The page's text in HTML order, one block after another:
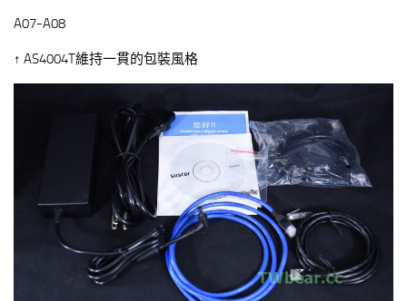
A07-A08
↑ AS4004T維持一貫的包裝風格